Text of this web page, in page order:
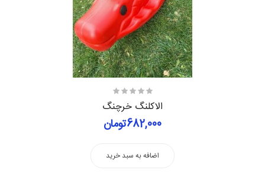
الاکلنگ خرچنگ
682,000تومان
اضافه به سبد خرید